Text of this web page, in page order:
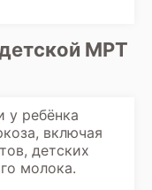
МРТ
у ребёнка
включая
детских
молока.